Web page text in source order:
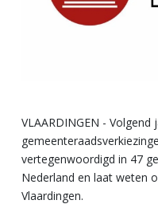
VLAARDINGEN -
vertegenwoordigd in 47
Nederland en laat weten
Vlaardingen.